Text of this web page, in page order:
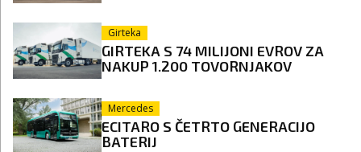
Girteka
GIRTEKA S 74 MILIJONI EVROV ZA
NAKUP 1.200 TOVORNJAKOV
Mercedes
ECITARO S ČETRTO GENERACIJO
BATERIJ